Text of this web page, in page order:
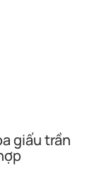
giấu trần